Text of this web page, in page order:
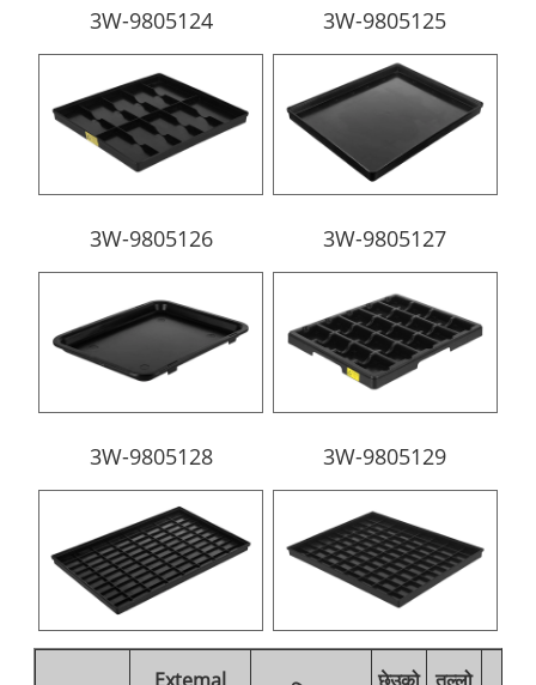
3W-9805124 3W-9805125
3W-9805126 3W-9805127
3W-9805128 3W-9805129